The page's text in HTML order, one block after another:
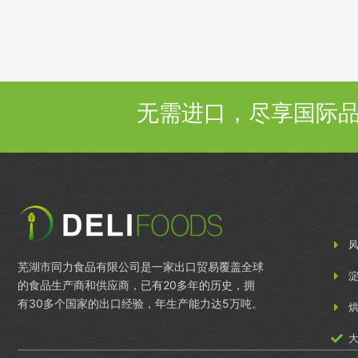
无需进口，尽享国际
芜湖市同力食品有限公司是一家出口贸易覆盖全球
的食品生产商和供应商，已有20多年的历史，拥
有30多个国家的出口经验，年生产能力达5万吨。